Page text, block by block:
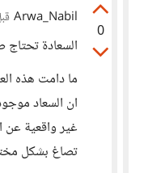
0
Arwa_Nabil قبل
السعادة تحتاج
ما دامت هذه
ان السعاد
غير واقعية عن
تصاغ بشكل